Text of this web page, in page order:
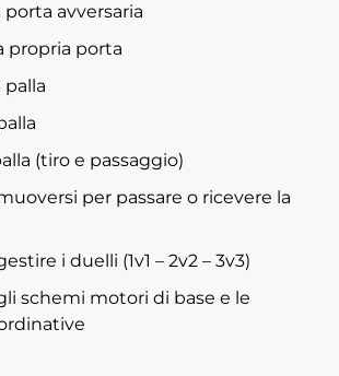
avversaria
propria porta
palla
(tiro e passaggio)
per passare o ricevere la
i duelli (1v1 – 2v2 – 3v3)
schemi motori di base e le